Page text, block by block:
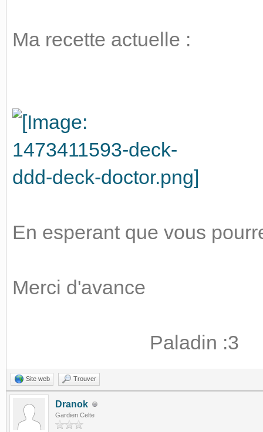
Ma recette actuelle :
En esperant que vous
Merci d'avance
Paladin :3
Site web Trouver
Dranok
Gardien Celte